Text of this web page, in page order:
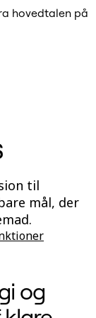
hovedtalen på
til
mål, der
og